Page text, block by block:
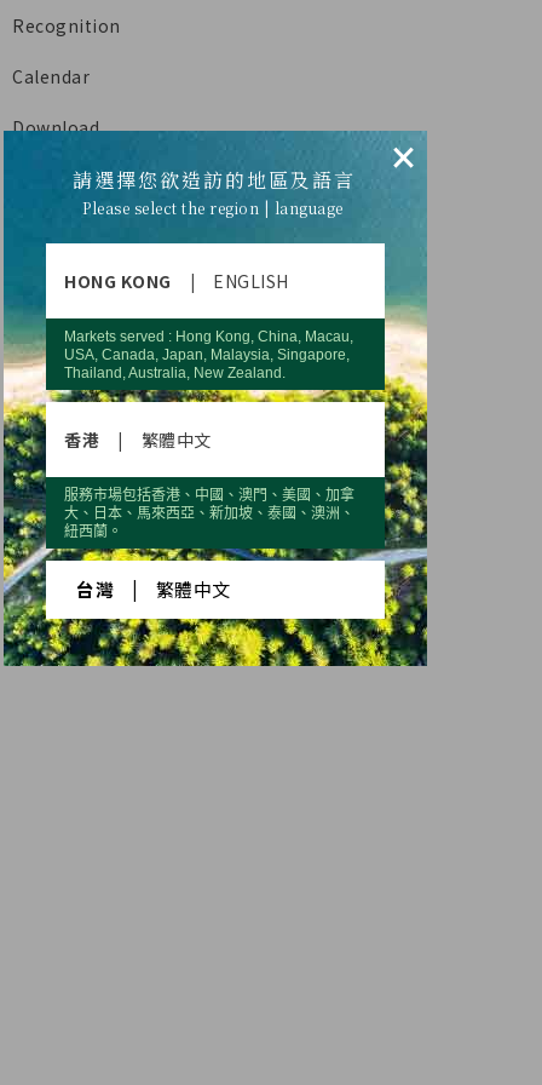
Recognition
Calendar
Download
×
請選擇您欲造訪的地區及語言
Please select the region | language
HONG KONG | ENGLISH
Markets served : Hong Kong, China, Macau,
USA, Canada, Japan, Malaysia, Singapore,
Thailand, Australia, New Zealand.
香港 | 繁體中文
服務市場包括香港、中國、澳門、美國、加拿
大、日本、馬來西亞、新加坡、泰國、澳洲、
紐西蘭。
台灣 | 繁體中文